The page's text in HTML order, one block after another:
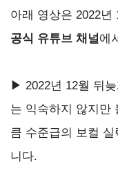
아래 영상은 2022년
공식 유튜브 채널에
▶ 2022년 12월 뒤
는 익숙하지 않지만
큼 수준급의 보컬
니다.